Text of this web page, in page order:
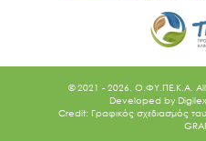
© 2021 - 2026. O.ΦΥ.ΠΕ.Κ.Α.
Developed by Digilex
Credit: Γραφικός σχεδιασμός